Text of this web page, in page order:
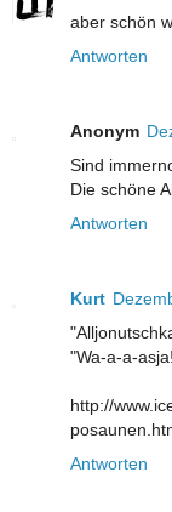
aber schön
Antworten
Anonym
Sind
Die schöne
Antworten
Kurt
"Wa-a-a-
http://
Antworten